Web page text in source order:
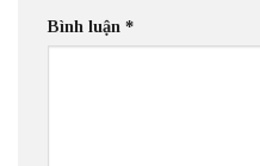
Bình luận *